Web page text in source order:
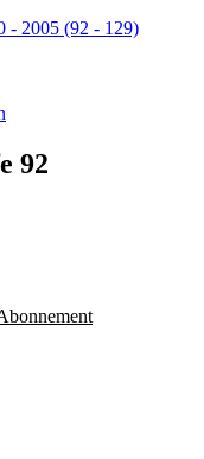
- 2005 (92 - 129)
92